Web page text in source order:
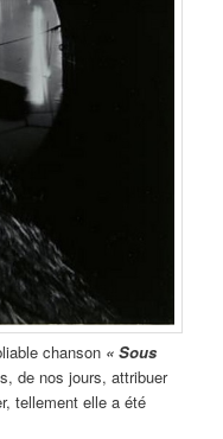
chanson « Sous
de nos jours, attribuer
tellement elle a été